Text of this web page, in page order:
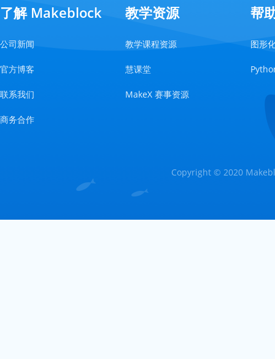
了解 Makeblock
公司新闻
官方博客
联系我们
商务合作
教学资源
教学课程资源
慧课堂
MakeX 赛事资源
帮
图形
Copyright © 2020